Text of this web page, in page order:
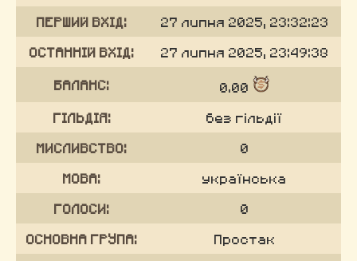
ПЕРШИЙ ВХІД: 27 липня 2025, 23:32:23
ОСТАННІЙ ВХІД: 27 липня 2025, 23:49:38
БАЛАНС: 0.00
ГІЛЬДІЯ: без гільдії
МИСЛИВСТВО: 0
МОВА: українська
ГОЛОСИ: 0
ОСНОВНА ГРУПА: Простак